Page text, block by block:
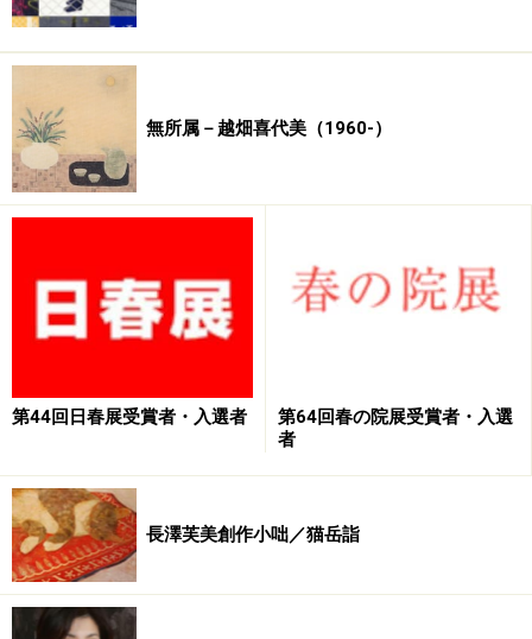
無所属－越畑喜代美（1960-）
第44回日春展受賞者・入選者
第64回春の院展受賞者・入選
者
長澤芙美創作小咄／猫岳詣